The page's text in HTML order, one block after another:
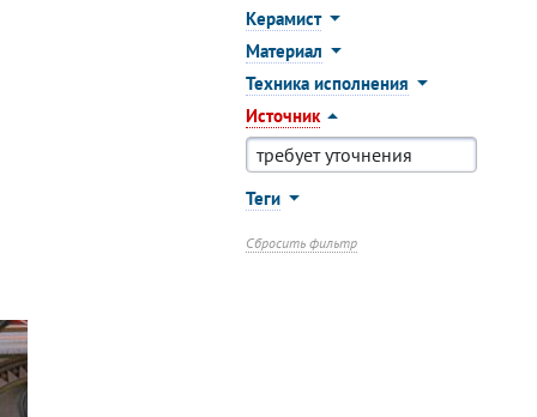
Керамист
Материал
Техника исполнения
Источник
Теги
Сбросить фильтр